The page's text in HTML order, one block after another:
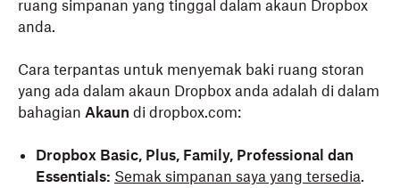
ruang simpanan yang tinggal dalam akaun Dropbox
anda.
Cara terpantas untuk menyemak baki ruang storan
yang ada dalam akaun Dropbox anda adalah di dalam
bahagian Akaun di dropbox.com:
Dropbox Basic, Plus, Family, Professional dan
Essentials: Semak simpanan saya yang tersedia.